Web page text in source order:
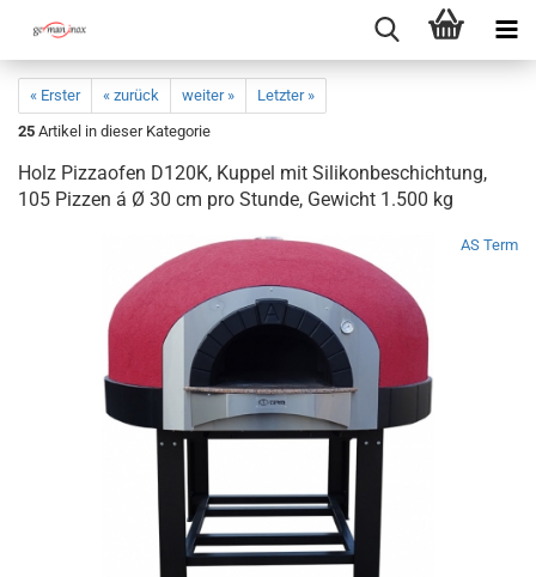
« Erster « zurück weiter »
Letzter »
25 Artikel in dieser Kategorie
Holz Pizzaofen D120K, Kuppel mit Silikonbeschichtung,
105 Pizzen á Ø 30 cm pro Stunde, Gewicht 1.500 kg
AS Term